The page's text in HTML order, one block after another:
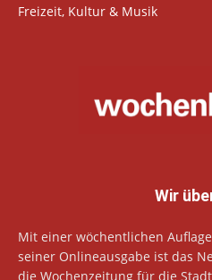
Freizeit, Kultur & Musik
Wir
Mit einer wöchentlichen
seiner Onlineausgabe ist das
die Wochenzeitung für die